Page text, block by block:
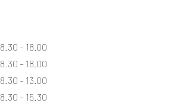
8.30 – 18.00
8.30 – 18.00
8.30 – 13.00
8.30 – 15.30